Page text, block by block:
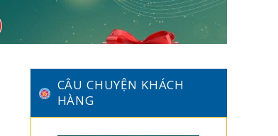
CÂU CHUYỆN KHÁCH
HÀNG